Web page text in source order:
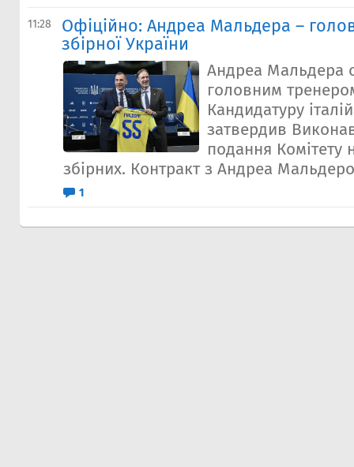
11:28
Офіційно: Андреа Мальдера –
збірної України
Андреа Мальдера
головним
Кандидатуру
затвердив
подання Комітету
збірних. Контракт з Андреа
1